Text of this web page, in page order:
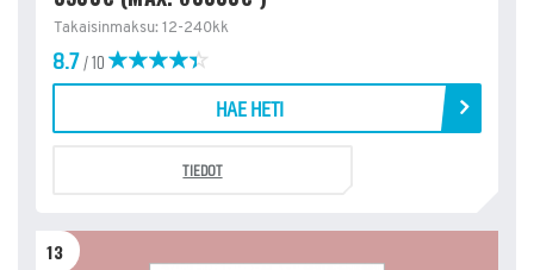
Takaisinmaksu: 12-240kk
8.7/ 10
HAE HETI
TIEDOT
13